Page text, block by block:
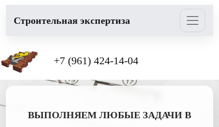
Cтроительная экспертиза
+7 (961) 424-14-04
ВЫПОЛНЯЕМ ЛЮБЫЕ ЗАДАЧИ В